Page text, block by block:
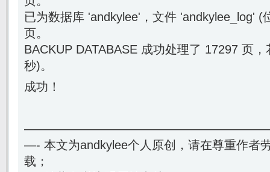
已为数据库 'andkylee'，文件 'andkylee_log' (
页。
BACKUP DATABASE 成功处理了 17297 页
秒)。
成功！
—- 本文为andkylee个人原创，请在尊重作者
载；